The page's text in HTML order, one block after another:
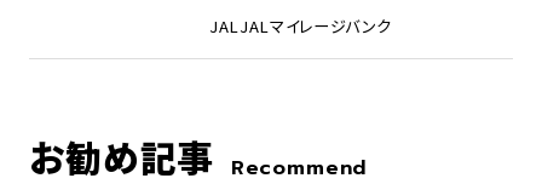
JALJALマイレージバンク
お勧め記事 Recommend